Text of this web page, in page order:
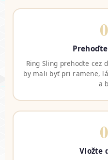
Ring Sling prehoďte cez
by mali byť pri ramene,
a
Vložte